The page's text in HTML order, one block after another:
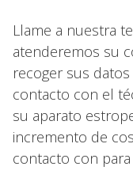
Llame a nuestra
atenderemos su
recoger sus
contacto con el
su aparato
incremento de
contacto con